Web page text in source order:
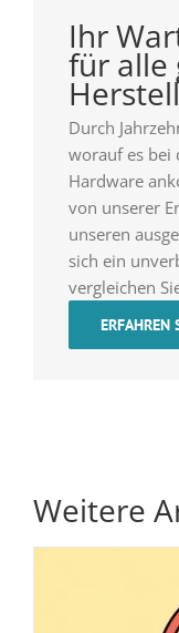
Ihr
für alle
Durch
worauf es bei
Hardware
von unserer
unseren
sich ein
vergleichen
ERFAHREN
Weitere